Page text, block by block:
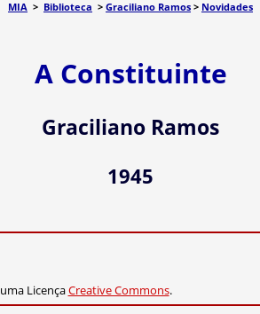
MIA > Biblioteca > Graciliano Ramos > Novidades
A Constituinte
Graciliano Ramos
1945
LicençaCreative Commons.